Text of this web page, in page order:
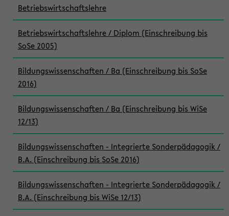
Betriebswirtschaftslehre
Betriebswirtschaftslehre / Diplom (Einschreibung bis
SoSe 2005)
Bildungswissenschaften / Ba (Einschreibung bis SoSe
2016)
Bildungswissenschaften / Ba (Einschreibung bis WiSe
12/13)
Bildungswissenschaften - Integrierte Sonderpädagogik /
B.A. (Einschreibung bis SoSe 2016)
Bildungswissenschaften - Integrierte Sonderpädagogik /
B.A. (Einschreibung bis WiSe 12/13)